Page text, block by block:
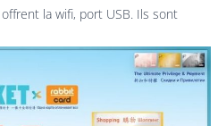
la wifi, port USB. Ils sont